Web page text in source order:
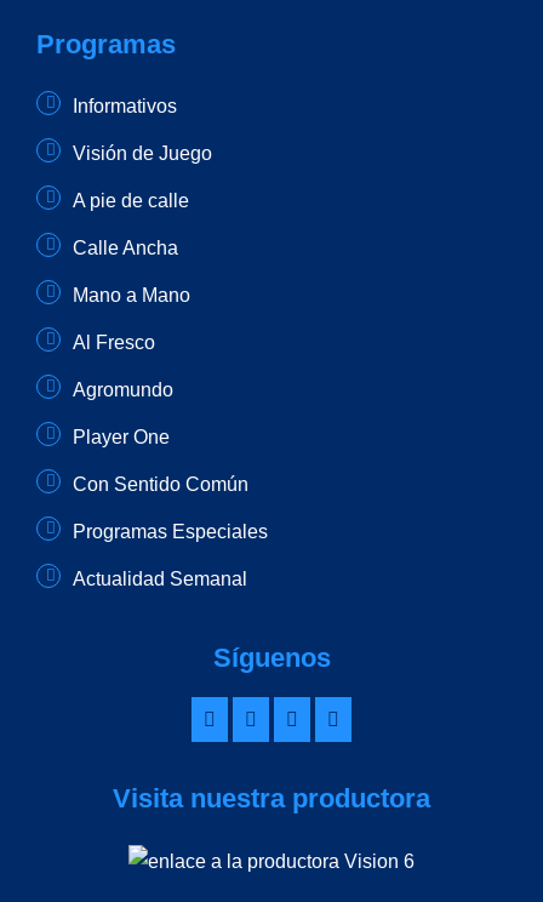
Programas
Informativos
Visión de Juego
A pie de calle
Calle Ancha
Mano a Mano
Al Fresco
Agromundo
Player One
Con Sentido Común
Programas Especiales
Actualidad Semanal
Síguenos
Visita nuestra productora